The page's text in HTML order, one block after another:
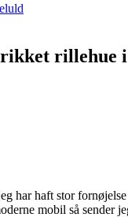
rillehue
har haft stor
mobil så sender